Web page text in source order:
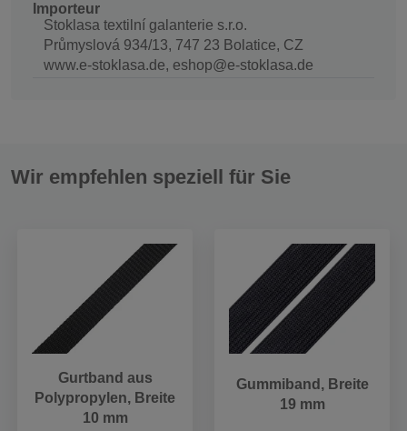
Importeur
Stoklasa textilní galanterie s.r.o.
Průmyslová 934/13, 747 23 Bolatice, CZ
www.e-stoklasa.de, eshop@e-stoklasa.de
Wir empfehlen speziell für Sie
Gurtband aus
Polypropylen, Breite
10 mm
Gummiband, Breite
19 mm